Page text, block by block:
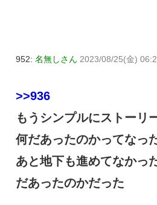
952: 名無しさん 2023/08/25(金)
>>936
もうシンプルにストーリ
何だあったのかってなっ
あと地下も進めてなかっ
だあったのかだった